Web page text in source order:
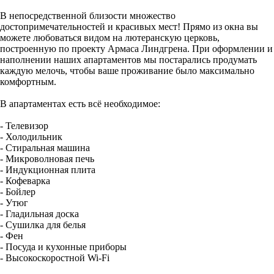
В непосредственной близости множество
достопримечательностей и красивых мест! Прямо из окна вы
можете любоваться видом на лютеранскую церковь,
построенную по проекту Армаса Линдгрена. При оформлении и
наполнении наших апартаментов мы постарались продумать
каждую мелочь, чтобы ваше проживание было максимально
комфортным.
В апартаментах есть всё необходимое:
- Телевизор
- Холодильник
- Стиральная машина
- Микроволновая печь
- Индукционная плита
- Кофеварка
- Бойлер
- Утюг
- Гладильная доска
- Сушилка для белья
- Фен
- Посуда и кухонные приборы
- Высокоскоростной Wi-Fi